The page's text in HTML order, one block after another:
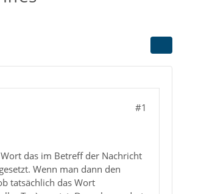
#1
das im Betreff der Nachricht
Wenn man dann den
tatsächlich das Wort